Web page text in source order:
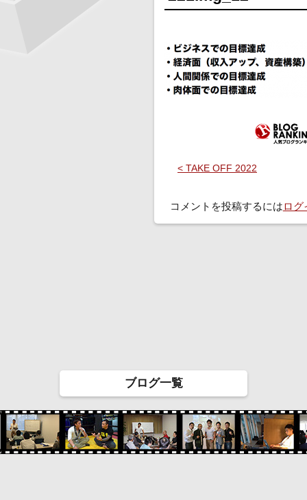
< TAKE OFF 2022
コメントを投稿するにはログ
ブログ一覧